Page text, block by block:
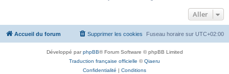
e
r
Aller
Accueil du forum Fuseau horaire sur UTC+02:00
Supprimer les cookies
Développé parphpBB® Forum Software © phpBB Limited
Traduction française officielle ©Qiaeru
Confidentialité | Conditions